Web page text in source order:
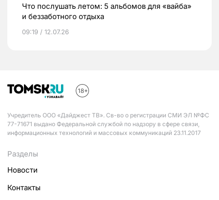
Что послушать летом: 5 альбомов для «вайба»
и беззаботного отдыха
09:19 / 12.07.26
Учредитель ООО «Дайджест ТВ». Св-во о регистрации СМИ ЭЛ №ФС
77-71671 выдано Федеральной службой по надзору в сфере связи,
информационных технологий и массовых коммуникаций 23.11.2017
Разделы
Новости
Контакты